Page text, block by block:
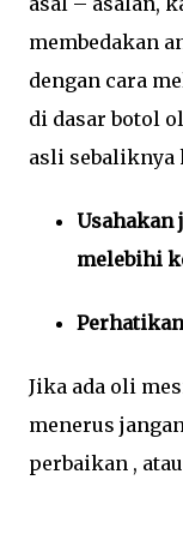
membedakan
dengan cara
di dasar botol
asli sebaliknya
Usahakan
melebihi
Jika ada oli
menerus
perbaikan ,